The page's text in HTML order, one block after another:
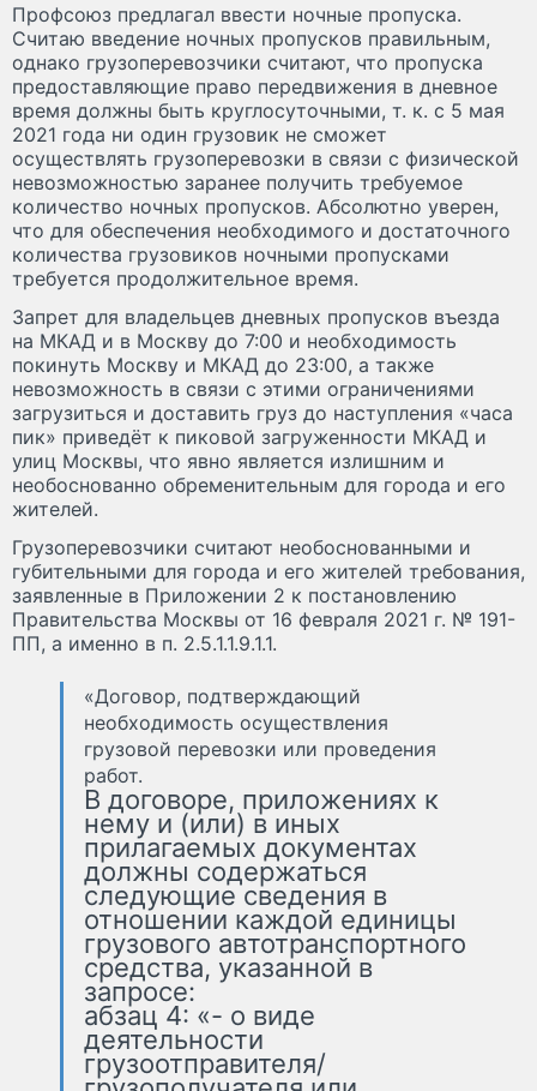
Профсоюз предлагал ввести ночные пропуска.
Считаю введение ночных пропусков правильным,
однако грузоперевозчики считают, что пропуска
предоставляющие право передвижения в дневное
время должны быть круглосуточными, т. к. с 5 мая
2021 года ни один грузовик не сможет
осуществлять грузоперевозки в связи с физической
невозможностью заранее получить требуемое
количество ночных пропусков. Абсолютно уверен,
что для обеспечения необходимого и достаточного
количества грузовиков ночными пропусками
требуется продолжительное время.
Запрет для владельцев дневных пропусков въезда
на МКАД и в Москву до 7:00 и необходимость
покинуть Москву и МКАД до 23:00, а также
невозможность в связи с этими ограничениями
загрузиться и доставить груз до наступления «часа
пик» приведёт к пиковой загруженности МКАД и
улиц Москвы, что явно является излишним и
необоснованно обременительным для города и его
жителей.
Грузоперевозчики считают необоснованными и
губительными для города и его жителей требования,
заявленные в Приложении 2 к постановлению
Правительства Москвы от 16 февраля 2021 г. № 191-
ПП, а именно в п. 2.5.1.1.9.1.1.
«Договор, подтверждающий
необходимость осуществления
грузовой перевозки или проведения
работ.
В договоре, приложениях к
нему и (или) в иных
прилагаемых документах
должны содержаться
следующие сведения в
отношении каждой единицы
грузового автотранспортного
средства, указанной в
запросе:
абзац 4: «- о виде
деятельности
грузоотправителя/